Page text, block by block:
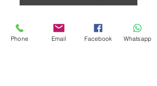
MOM JEANS
Phone Email Facebook Whatsapp